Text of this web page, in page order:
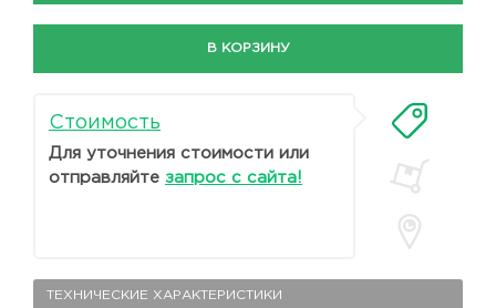
В КОРЗИНУ
Стоимость
Для уточнения стоимости или
отправляйте запрос с сайта!
ТЕХНИЧЕСКИЕ ХАРАКТЕРИСТИКИ